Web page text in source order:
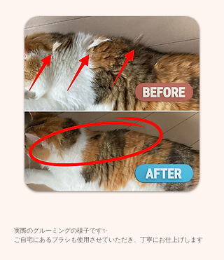
実際のグルーミングの様子です✨️
​ご自宅にあるブラシも使用させていただき、丁寧にお仕上げします